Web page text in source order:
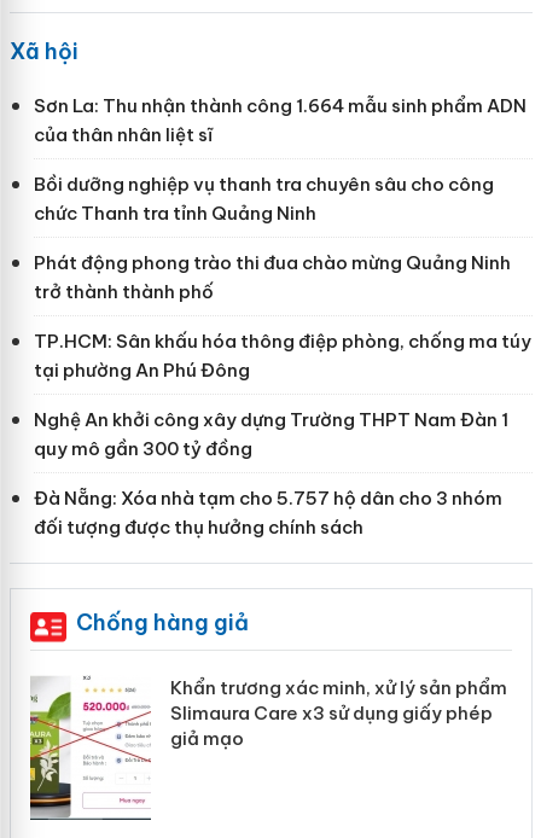
Xã hội
Sơn La: Thu nhận thành công 1.664 mẫu sinh phẩm ADN
của thân nhân liệt sĩ
Bồi dưỡng nghiệp vụ thanh tra chuyên sâu cho công
chức Thanh tra tỉnh Quảng Ninh
Phát động phong trào thi đua chào mừng Quảng Ninh
trở thành thành phố
TP.HCM: Sân khấu hóa thông điệp phòng, chống ma túy
tại phường An Phú Đông
Nghệ An khởi công xây dựng Trường THPT Nam Đàn 1
quy mô gần 300 tỷ đồng
Đà Nẵng: Xóa nhà tạm cho 5.757 hộ dân cho 3 nhóm
đối tượng được thụ hưởng chính sách
Chống hàng giả
Khẩn trương xác minh, xử lý sản phẩm
Slimaura Care x3 sử dụng giấy phép
giả mạo